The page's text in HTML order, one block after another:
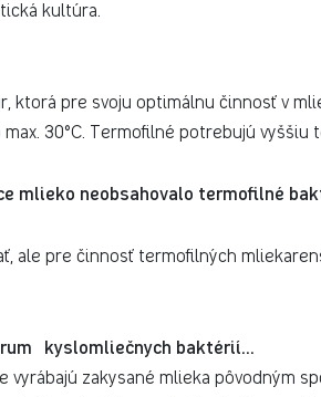
kultúra.
ktorá pre svoju optimálnu činnosť v
30°C. Termofilné potrebujú vyššiu
mlieko neobsahovalo termofilné
ale pre činnosť termofilných
kyslomliečnych baktérií…
vyrábajú zakysané mlieka pôvodným